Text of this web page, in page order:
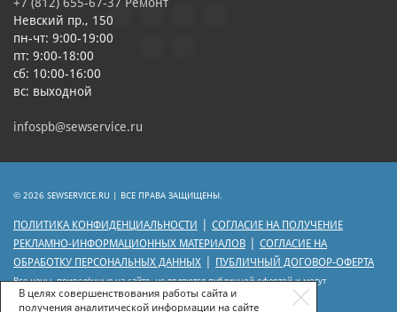
Невский пр., 150
пн-чт: 9:00-19:00
пт: 9:00-18:00
сб: 10:00-16:00
вс: выходной
infospb@sewservice.ru
© 2026 SEWSERVICE.RU | ВСЕ ПРАВА ЗАЩИЩЕНЫ.
ПОЛИТИКА КОНФИДЕНЦИАЛЬНОСТИ
СОГЛАСИЕ НА ПОЛУЧЕНИЕ
РЕКЛАМНО-ИНФОРМАЦИОННЫХ МАТЕРИАЛОВ
СОГЛАСИЕ НА
ОБРАБОТКУ ПЕРСОНАЛЬНЫХ ДАННЫХ
ПУБЛИЧНЫЙ ДОГОВОР-ОФЕРТА
Все цены, приведённые на сайте, не являются публичной офертой и могут
отличаться от цен действующего прейскуранта.
В целях совершенствования работы сайта и
получения аналитической информации на сайте